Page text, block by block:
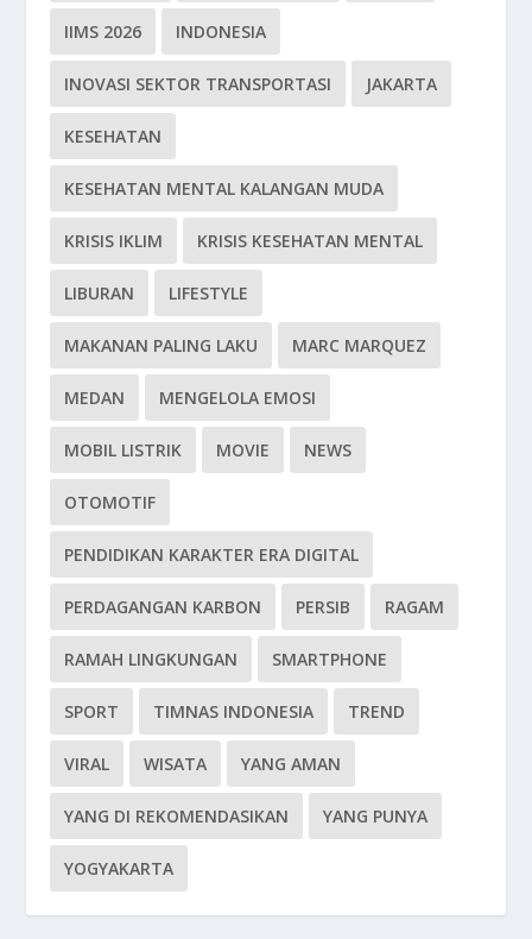
IIMS 2026 INDONESIA
INOVASI SEKTOR TRANSPORTASI JAKARTA
KESEHATAN
KESEHATAN MENTAL KALANGAN MUDA
KRISIS IKLIM KRISIS KESEHATAN MENTAL
LIBURAN LIFESTYLE
MAKANAN PALING LAKU MARC MARQUEZ
MEDAN MENGELOLA EMOSI
MOBIL LISTRIK MOVIE NEWS
OTOMOTIF
PENDIDIKAN KARAKTER ERA DIGITAL
PERDAGANGAN KARBON PERSIB RAGAM
RAMAH LINGKUNGAN SMARTPHONE
SPORT TIMNAS INDONESIA TREND
VIRAL WISATA YANG AMAN
YANG DI REKOMENDASIKAN YANG PUNYA
YOGYAKARTA